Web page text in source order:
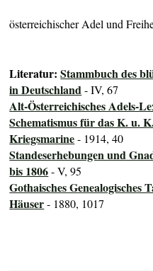
österreichischer Adel und
Literatur:Stammbuch des
in Deutschland- IV, 67
Alt-Österreichisches Adels-
Schematismus für das K. u.
Kriegsmarine- 1914, 40
Standeserhebungen und
bis 1806- V, 95
Gothaisches
Häuser- 1880, 1017